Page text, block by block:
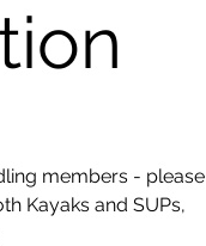
members - please
Kayaks and SUPs,